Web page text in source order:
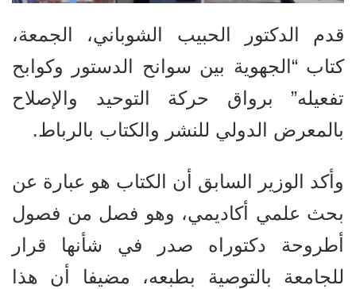
قدم الدكتور الحبيب الشوباني، الجمعة،
كتاب “الجهوية بين سوانح الدستور وكوابح
تفعيله” برواق حركة التوحيد والإصلاح
بالمعرض الدولي للنشر والكتاب بالرباط.
وأكد الوزير السابق أن الكتاب هو عبارة عن
بحث علمي أكاديمي، وهو فصل من فصول
أطروحة دكتوراه صدر في شأنها قرار
للجامعة بالتوصية بطبعه، مضيفا أن هذا